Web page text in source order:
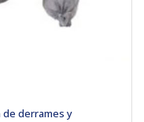
derrames y